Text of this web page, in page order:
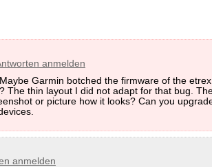
anmelden
Garmin botched the firmware of the
The thin layout I did not adapt for that bug.
or picture how it looks? Can you
anmelden